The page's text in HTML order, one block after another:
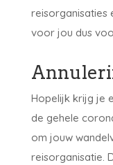
reisorganisaties
voor jou dus
Hopelijk krijg je
de gehele
om jouw
reisorganisatie.